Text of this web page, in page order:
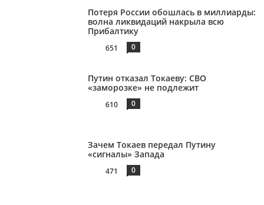
Потеря России обошлась в миллиарды:
волна ликвидаций накрыла всю
Прибалтику
651 0
Путин отказал Токаеву: СВО
«заморозке» не подлежит
610 0
Зачем Токаев передал Путину
«сигналы» Запада
471 0